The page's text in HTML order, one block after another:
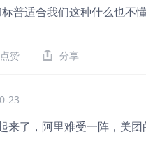
普适合我们这种什么也不
点赞 分享
23
来了，阿里难受一阵，美